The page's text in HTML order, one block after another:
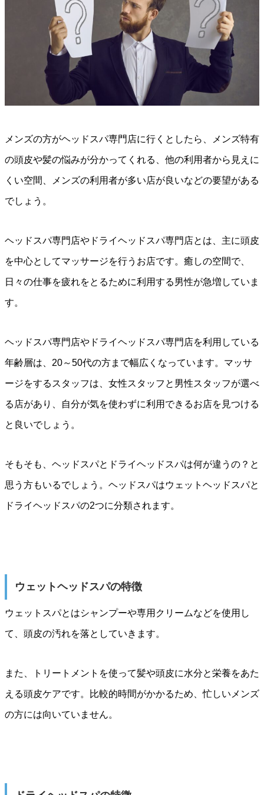
メンズの方がヘッドスパ専門店に行くとしたら、メンズ特有
の頭皮や髪の悩みが分かってくれる、他の利用者から見えに
くい空間、メンズの利用者が多い店が良いなどの要望がある
でしょう。
ヘッドスパ専門店やドライヘッドスパ専門店とは、主に頭皮
を中心としてマッサージを行うお店です。癒しの空間で、
日々の仕事を疲れをとるために利用する男性が急増していま
す。
ヘッドスパ専門店やドライヘッドスパ専門店を利用している
年齢層は、20～50代の方まで幅広くなっています。マッサ
ージをするスタッフは、女性スタッフと男性スタッフが選べ
る店があり、自分が気を使わずに利用できるお店を見つける
と良いでしょう。
そもそも、ヘッドスパとドライヘッドスパは何が違うの？と
思う方もいるでしょう。ヘッドスパはウェットヘッドスパと
ドライヘッドスパの2つに分類されます。
ウェットヘッドスパの特徴
ウェットスパとはシャンプーや専用クリームなどを使用し
て、頭皮の汚れを落としていきます。
また、トリートメントを使って髪や頭皮に水分と栄養をあた
える頭皮ケアです。比較的時間がかかるため、忙しいメンズ
の方には向いていません。